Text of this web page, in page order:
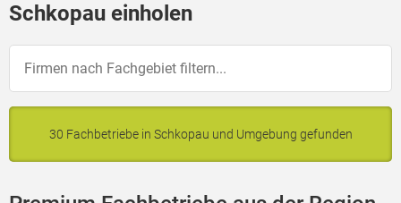
Schkopau einholen
30 Fachbetriebe in Schkopau und Umgebung gefunden